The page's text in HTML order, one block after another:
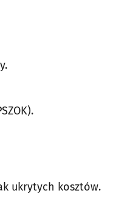
ukrytych kosztów.